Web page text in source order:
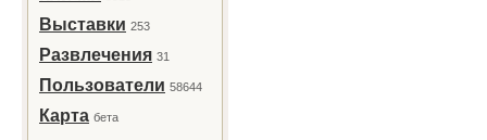
Выставки 253
Развлечения 31
Пользователи 58644
Карта бета